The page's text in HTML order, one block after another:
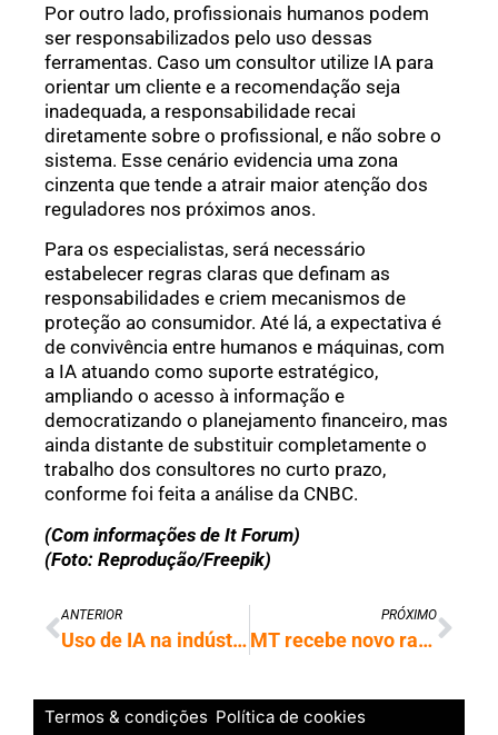
Por outro lado, profissionais humanos podem
ser responsabilizados pelo uso dessas
ferramentas. Caso um consultor utilize IA para
orientar um cliente e a recomendação seja
inadequada, a responsabilidade recai
diretamente sobre o profissional, e não sobre o
sistema. Esse cenário evidencia uma zona
cinzenta que tende a atrair maior atenção dos
reguladores nos próximos anos.
Para os especialistas, será necessário
estabelecer regras claras que definam as
responsabilidades e criem mecanismos de
proteção ao consumidor. Até lá, a expectativa é
de convivência entre humanos e máquinas, com
a IA atuando como suporte estratégico,
ampliando o acesso à informação e
democratizando o planejamento financeiro, mas
ainda distante de substituir completamente o
trabalho dos consultores no curto prazo,
conforme foi feita a análise da CNBC.
(Com informações de It Forum)
(Foto: Reprodução/Freepik)
ANTERIOR
Uso de IA na indústria cresce, mas ainda enfrenta limitações
PRÓXIMO
MT recebe novo radar meteorológico para reforçar segurança do espaço aéreo
Termos & condições Política de cookies